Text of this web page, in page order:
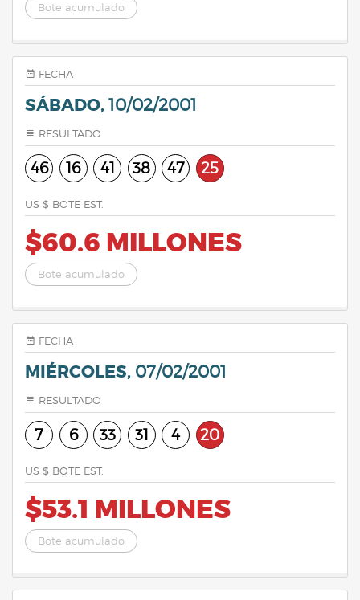
Bote acumulado
FECHA
SÁBADO, 10/02/2001
RESULTADO
46 16 41 38 47 25
US $ BOTE EST.
$60.6 MILLONES
Bote acumulado
FECHA
MIÉRCOLES, 07/02/2001
RESULTADO
7 6 33 31 4 20
US $ BOTE EST.
$53.1 MILLONES
Bote acumulado